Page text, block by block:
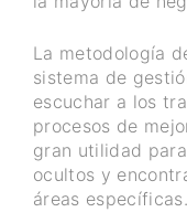
La metodología
sistema de
escuchar a los
procesos de
gran utilidad
ocultos y
áreas